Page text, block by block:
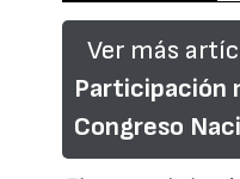
Ver más
Participación
Congreso